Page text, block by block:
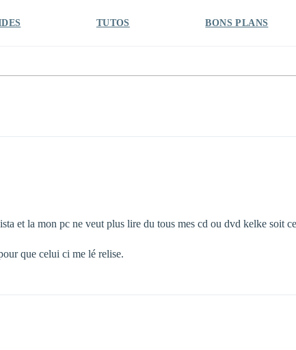
TUTOS BONS PLANS
et la mon pc ne veut plus lire du tous mes cd ou dvd kelke soit
que celui ci me lé relise.